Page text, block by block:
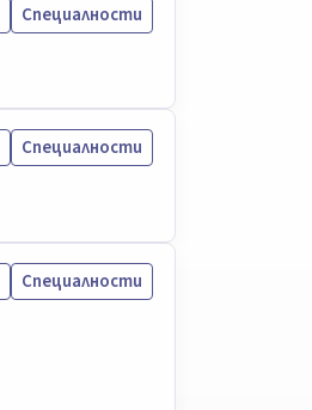
Специалности
Специалности
Специалности